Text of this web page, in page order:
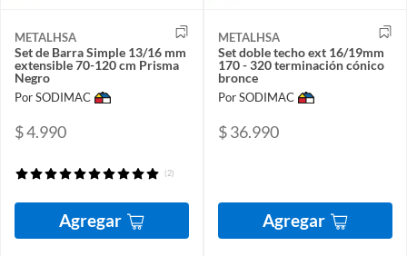
METALHSA
Set de Barra Simple 13/16 mm
extensible 70-120 cm Prisma
Negro
Por SODIMAC
$ 4.990
(2)
Agregar
METALHSA
Set doble techo ext 16/19mm
170 - 320 terminación cónico
bronce
Por SODIMAC
$ 36.990
Agregar